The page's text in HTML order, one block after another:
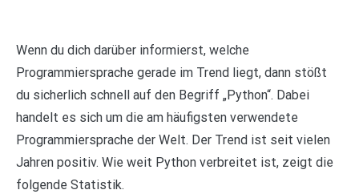
Wenn du dich darüber informierst, welche
Programmiersprache gerade im Trend liegt, dann stößt
du sicherlich schnell auf den Begriff „Python“. Dabei
handelt es sich um die am häufigsten verwendete
Programmiersprache der Welt. Der Trend ist seit vielen
Jahren positiv. Wie weit Python verbreitet ist, zeigt die
folgende Statistik.